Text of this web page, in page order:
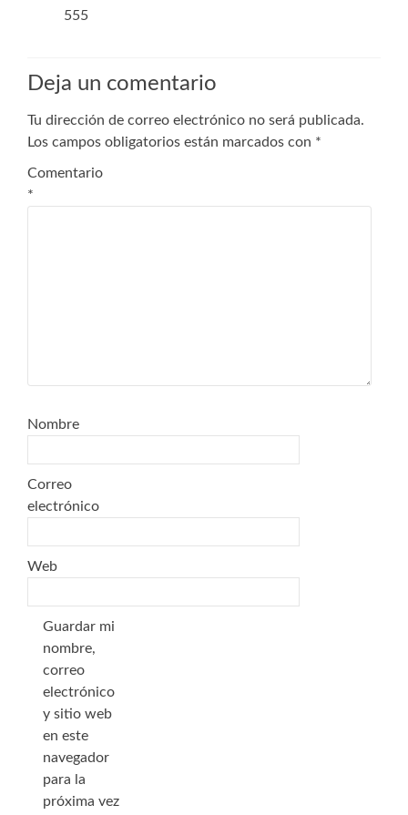
555
Deja un comentario
Tu dirección de correo electrónico no será publicada.
Los campos obligatorios están marcados con *
Comentario
*
Nombre
Correo
electrónico
Web
Guardar mi
nombre,
correo
electrónico
y sitio web
en este
navegador
para la
próxima vez